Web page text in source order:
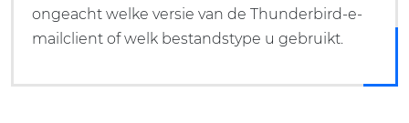
ongeacht welke versie van de Thunderbird-e-
mailclient of welk bestandstype u gebruikt.